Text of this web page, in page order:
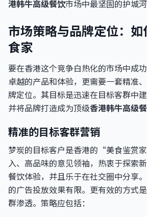
港韩牛高级餐饮市场中最坚固的护城河
市场策略与品牌定位：
食家
要在香港这个竞争白热化的市场中成功
卓越的产品和体验，更需要一套精准
牌定位。其目标是迅速在目标客群中
并将品牌打造成为顶级香港韩牛高级
精准的目标客群营销
梦炭的目标客户是香港的“美食鉴赏
入、高品味的意见领袖，热衷于探索
餐饮体验，并且乐于在社交圈中分享
的广告投放效果有限。更有效的方式
群渗透。策略应包括：